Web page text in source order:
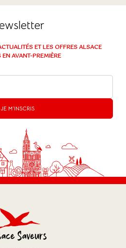
ET LES OFFRES ALSACE
AVANT-PREMIÈRE
JE M'INSCRIS